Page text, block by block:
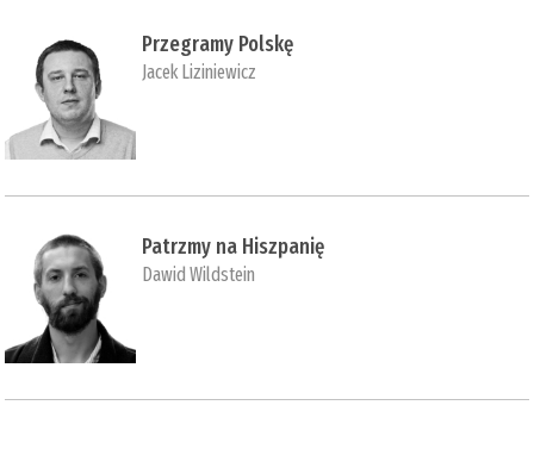
Przegramy Polskę
Jacek Liziniewicz
Patrzmy na Hiszpanię
Dawid Wildstein